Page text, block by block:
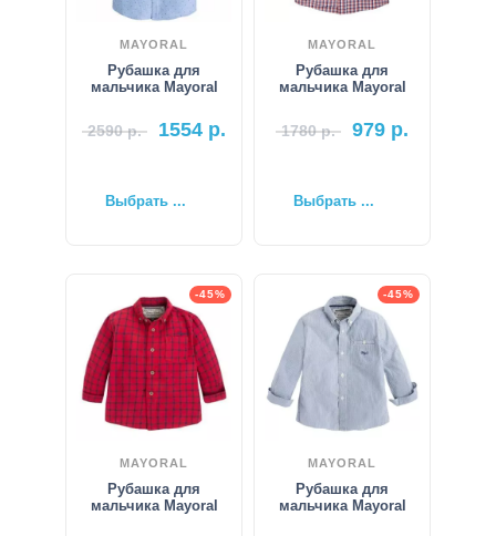
MAYORAL
Рубашка для
мальчика Mayoral
2590р. 1554 р.
Выбрать ...
MAYORAL
Рубашка для
мальчика Mayoral
1780р. 979 р.
Выбрать ...
-45%
MAYORAL
Рубашка для
мальчика Mayoral
-45%
MAYORAL
Рубашка для
мальчика Mayoral